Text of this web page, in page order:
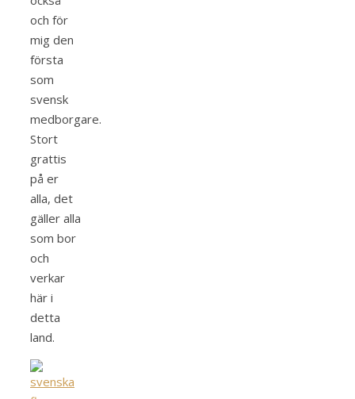
och för
mig den
första
som
svensk
medborgare.
Stort
grattis
på er
alla, det
gäller alla
som bor
och
verkar
här i
detta
land.